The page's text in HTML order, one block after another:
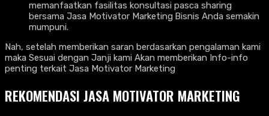
memanfaatkan fasilitas konsultasi pasca sharing
bersama Jasa Motivator Marketing Bisnis Anda semakin
mumpuni.
Nah, setelah memberikan saran berdasarkan pengalaman kami
maka Sesuai dengan Janji kami Akan memberikan Info-info
penting terkait Jasa Motivator Marketing
REKOMENDASI JASA MOTIVATOR MARKETING